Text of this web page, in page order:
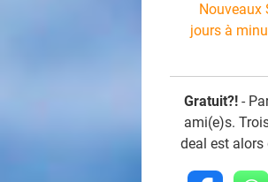
Nouveaux
jours à
Gratuit?! -
ami(e)s.
deal est